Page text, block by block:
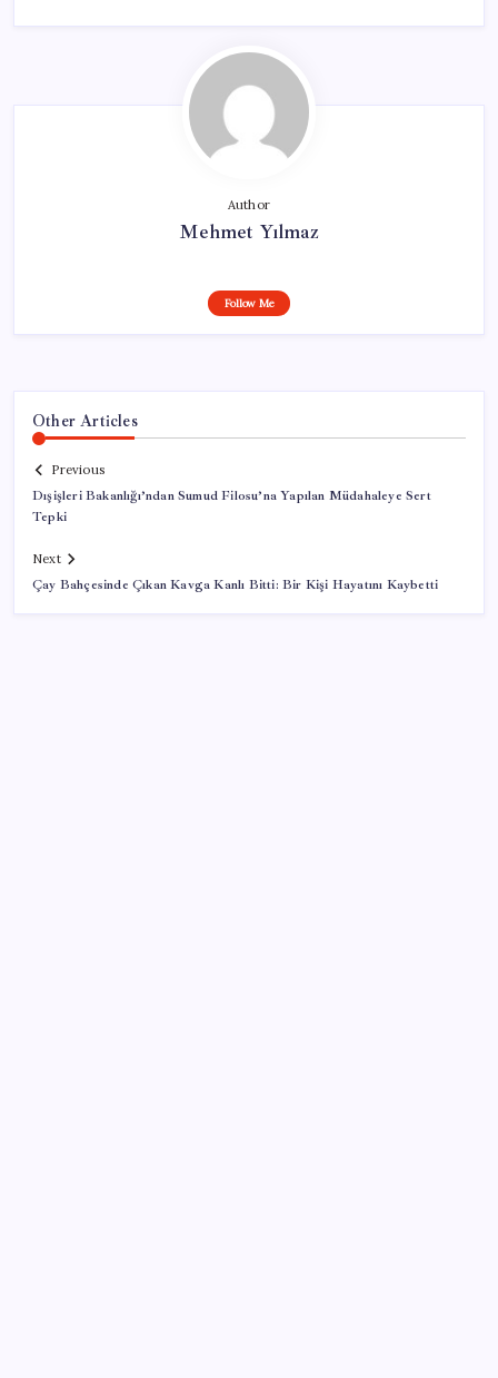
Author
Mehmet Yılmaz
Follow Me
Other Articles
Previous
Dışişleri Bakanlığı’ndan Sumud Filosu’na Yapılan Müdahaleye Sert
Tepki
Next
Çay Bahçesinde Çıkan Kavga Kanlı Bitti: Bir Kişi Hayatını Kaybetti